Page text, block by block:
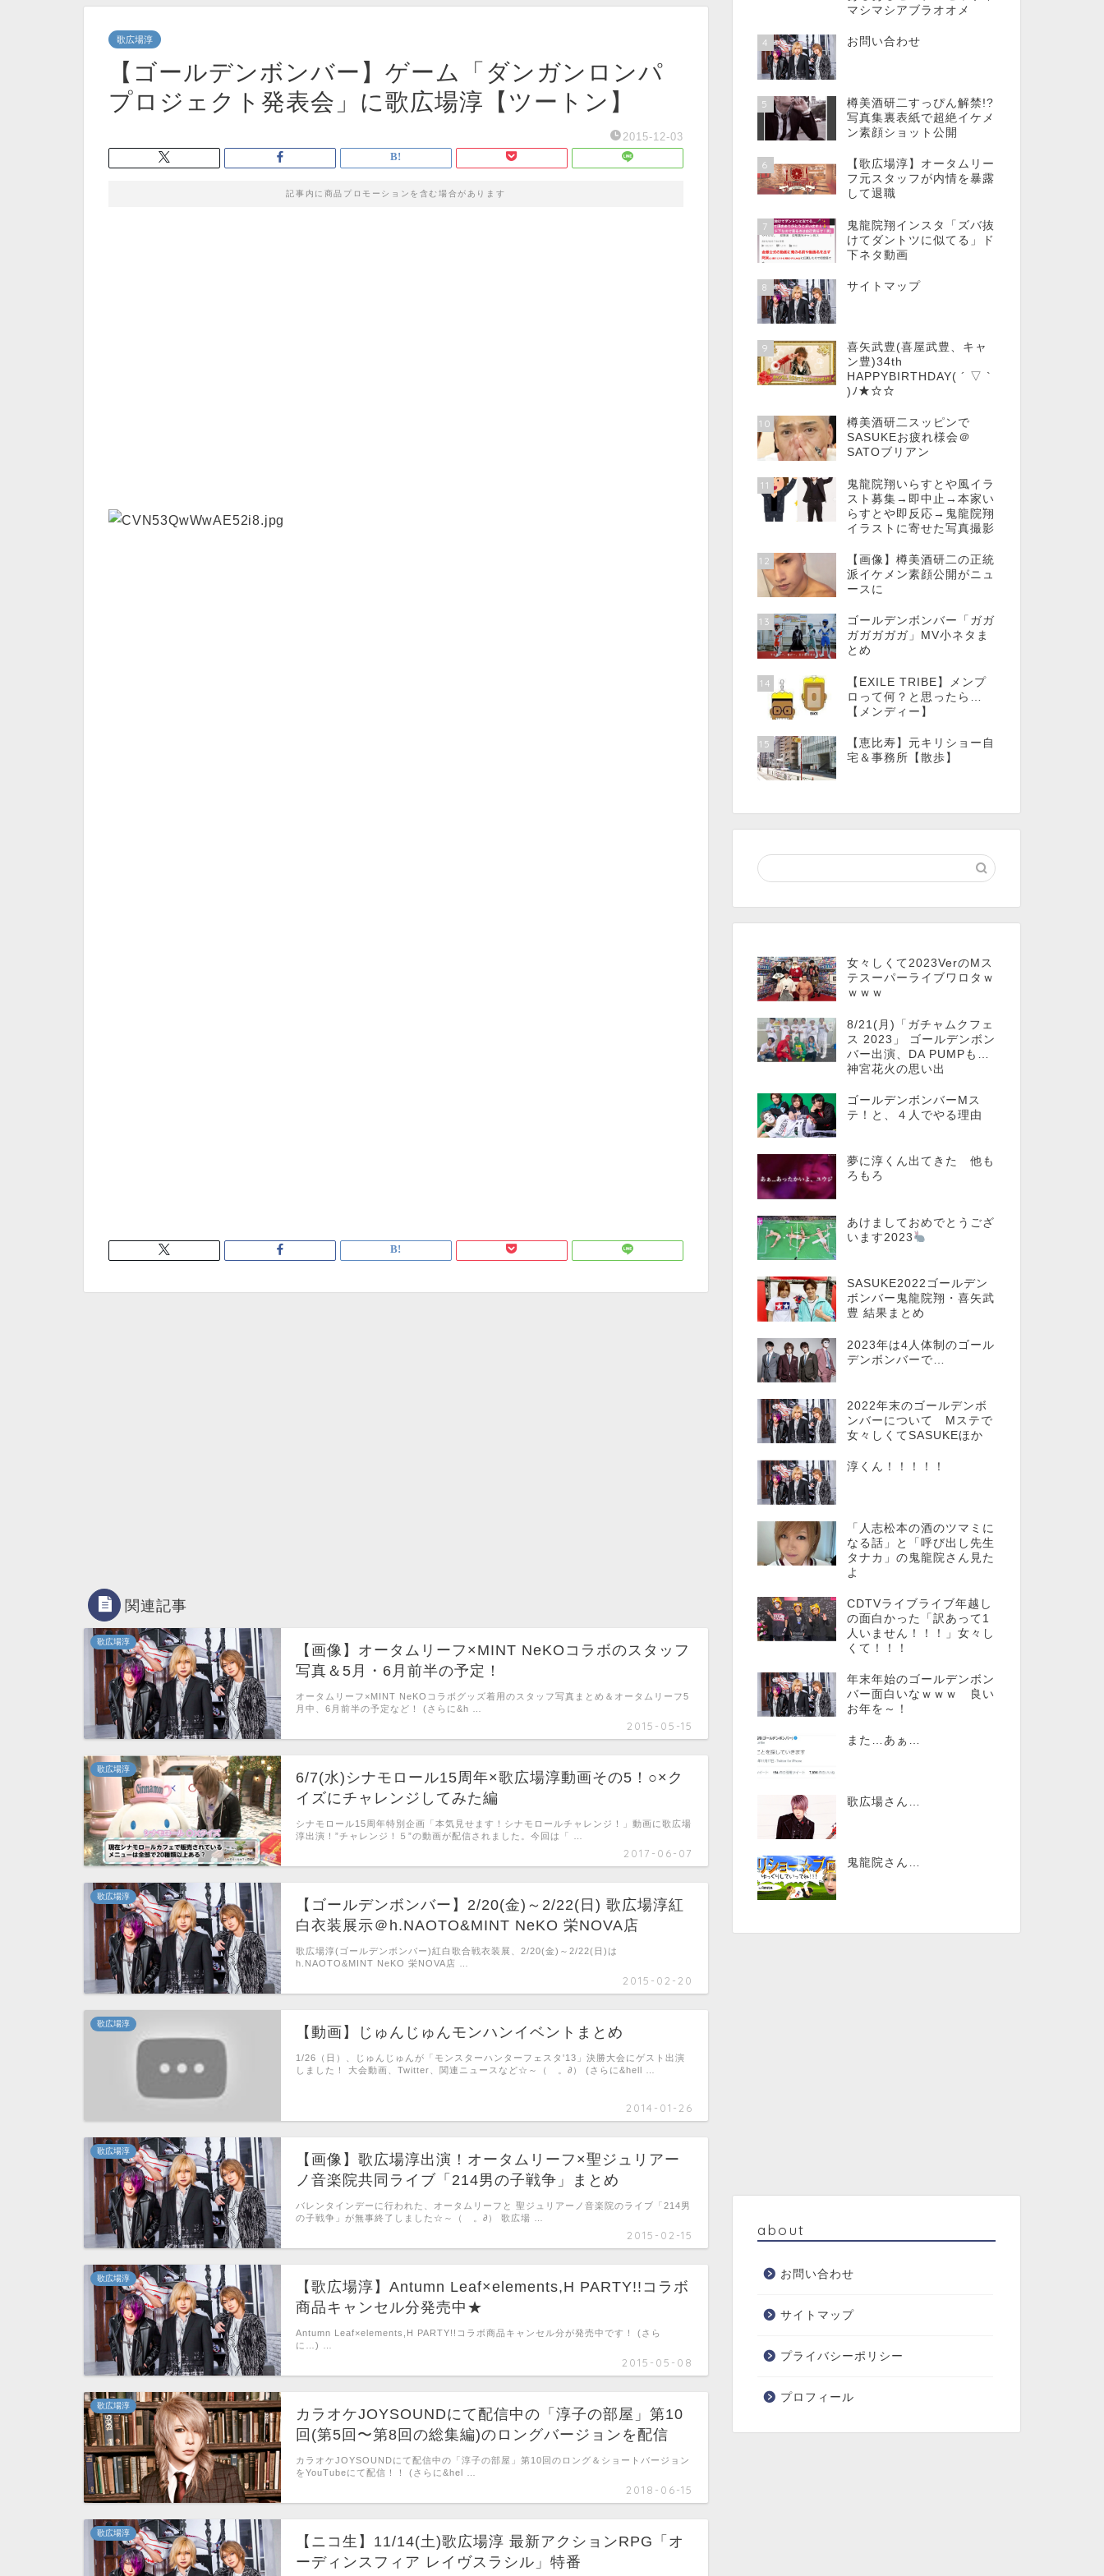
歌広場淳
【ゴールデンボンバー】ゲーム「ダンガンロンパ
プロジェクト発表会」に歌広場淳【ツートン】
2015-12-03
記事内に商品プロモーションを含む場合があります
関連記事
歌広場淳
【画像】オータムリーフ×MINT NeKOコラボのスタッフ
写真＆5月・6月前半の予定！
2015-05-15
オータムリーフ×MINT NeKOコラボグッズ着用のスタッフ写真まとめ＆オータムリーフ5
月中、6月前半の予定など！ (さらに&h …
歌広場淳
6/7(水)シナモロール15周年×歌広場淳動画その5！○×ク
イズにチャレンジしてみた編
2017-06-07
シナモロール15周年特別企画「本気見せます！シナモロールチャレンジ！」動画に歌広場
淳出演！”チャレンジ！５”の動画が配信されました。今回は「 …
歌広場淳
【ゴールデンボンバー】2/20(金)～2/22(日) 歌広場淳紅
白衣装展示＠h.NAOTO&MINT NeKO 栄NOVA店
2015-02-20
歌広場淳(ゴールデンボンバー)紅白歌合戦衣装展、2/20(金)～2/22(日)は
h.NAOTO&MINT NeKO 栄NOVA店 …
歌広場淳
【動画】じゅんじゅんモンハンイベントまとめ
2014-01-26
1/26（日）、じゅんじゅんが「モンスターハンターフェスタ'13」決勝大会にゲスト出演
しました！ 大会動画、Twitter、関連ニュースなど☆～（ゝ。∂） (さらに&hell …
歌広場淳
【画像】歌広場淳出演！オータムリーフ×聖ジュリアー
ノ音楽院共同ライブ「214男の子戦争」まとめ
2015-02-15
バレンタインデーに行われた、オータムリーフと 聖ジュリアーノ音楽院のライブ「214男
の子戦争」が無事終了しました☆～（ゝ。∂） 歌広場 …
歌広場淳
【歌広場淳】Antumn Leaf×elements,H PARTY!!コラボ
商品キャンセル分発売中★
2015-05-08
Antumn Leaf×elements,H PARTY!!コラボ商品キャンセル分が発売中です！ (さら
に…) …
歌広場淳
カラオケJOYSOUNDにて配信中の「淳子の部屋」第10
回(第5回〜第8回の総集編)のロングバージョンを配信
2018-06-15
カラオケJOYSOUNDにて配信中の「淳子の部屋」第10回のロング＆ショートバージョン
をYouTubeにて配信！！ (さらに&hel …
歌広場淳
【ニコ生】11/14(土)歌広場淳 最新アクションRPG「オ
ーディンスフィア レイヴスラシル」特番
マシマシアブラオオメ
4 お問い合わせ
5
樽美酒研二すっぴん解禁!?
写真集裏表紙で超絶イケメ
ン素顔ショット公開
6
【歌広場淳】オータムリー
フ元スタッフが内情を暴露
して退職
7
鬼龍院翔インスタ「ズバ抜
けてダントツに似てる」ド
下ネタ動画
8 サイトマップ
9
喜矢武豊(喜屋武豊、キャ
ン豊)34th
HAPPYBIRTHDAY( ´ ▽ `
)ﾉ★☆☆
10
樽美酒研二スッピンで
SASUKEお疲れ様会＠
SATOブリアン
11
鬼龍院翔いらすとや風イラ
スト募集→即中止→本家い
らすとや即反応→鬼龍院翔
イラストに寄せた写真撮影
12
【画像】樽美酒研二の正統
派イケメン素顔公開がニュ
ースに
13
ゴールデンボンバー「ガガ
ガガガガガ」MV小ネタま
とめ
14
【EXILE TRIBE】メンプ
ロって何？と思ったら…
【メンディー】
15
【恵比寿】元キリショー自
宅＆事務所【散歩】
女々しくて2023VerのMス
テスーパーライブワロタｗ
ｗｗｗ
8/21(月)「ガチャムクフェ
ス 2023」 ゴールデンボン
バー出演、DA PUMPも…
神宮花火の思い出
ゴールデンボンバーMス
テ！と、４人でやる理由
夢に淳くん出てきた 他も
ろもろ
あけましておめでとうござ
います2023
SASUKE2022ゴールデン
ボンバー鬼龍院翔・喜矢武
豊 結果まとめ
2023年は4人体制のゴール
デンボンバーで…
2022年末のゴールデンボ
ンバーについて Mステで
女々しくてSASUKEほか
淳くん！！！！！
「人志松本の酒のツマミに
なる話」と「呼び出し先生
タナカ」の鬼龍院さん見た
よ
CDTVライブライブ年越し
の面白かった「訳あって1
人いません！！！」女々し
くて！！！
年末年始のゴールデンボン
バー面白いなｗｗｗ 良い
お年を～！
また…あぁ…
歌広場さん…
鬼龍院さん…
about
お問い合わせ
サイトマップ
プライバシーポリシー
プロフィール